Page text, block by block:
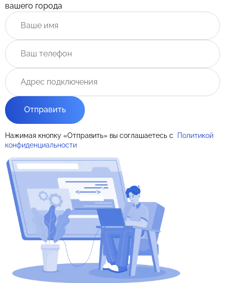
вашего города
Отправить
Нажимая кнопку «Отправить» вы соглашаетесь с
Политикой
конфиденциальности